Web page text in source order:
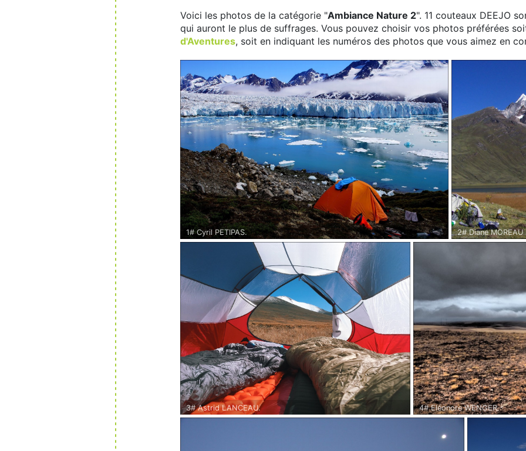
Voici les photos de la catégorie "Ambiance Nature 2". 11 couteaux DEEJO
qui auront le plus de suffrages. Vous pouvez choisir vos photos préférées
d'Aventures, soit en indiquant les numéros des photos que vous aimez en
1# Cyril PETIPAS.
Groenland Est - Juin 2017.
2# Diane MOREAU
Tour des
3# Astrid LANCEAU.
Kirghizistan - Septembre 2017.
4# Eléonore WENGER.
Urgup, Turquie - Octobre